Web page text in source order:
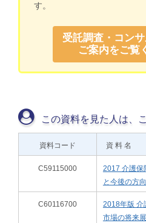
す。
受託調査・コン
ご案内をご覧
この資料を見た人は、
資料コード 資 料 名
C59115000
2017 介護保
と今後の方
C60116700
2018年版 介
市場の将来